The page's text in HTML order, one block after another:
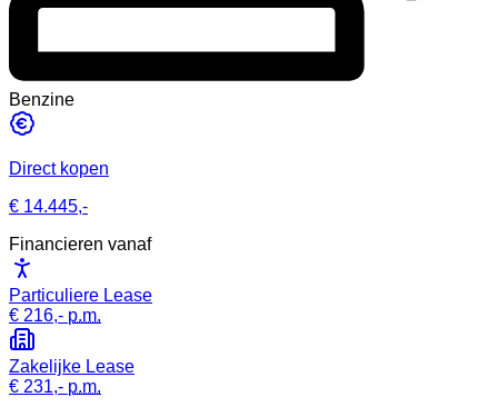
Benzine
Direct kopen
€ 14.445,-
Financieren vanaf
Particuliere Lease
€ 216,- p.m.
Zakelijke Lease
€ 231,- p.m.